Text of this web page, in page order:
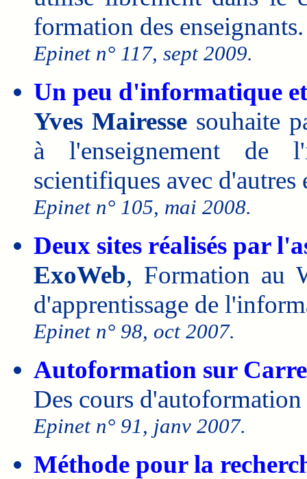
formation des enseignants.
Epinet n° 117, sept 2009.
Un peu d'informatique
Yves Mairesse souhaite
à l'enseignement de
scientifiques avec d'autres
Epinet n° 105, mai 2008.
Deux sites réalisés par
ExoWeb, Formation au
d'apprentissage de
Epinet n° 98, oct 2007.
Autoformation sur
Des cours
Epinet n° 91, janv 2007.
Méthode pour la